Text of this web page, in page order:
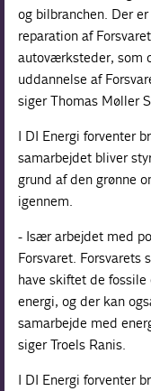
og bilbranchen. Der
reparation af
autoværksteder, som
uddannelse af
siger Thomas Møller
I DI Energi forventer
samarbejdet bliver
grund af den grønne
igennem.
- Især arbejdet med
Forsvaret. Forsvarets
have skiftet de
energi, og der kan
samarbejde med
siger Troels Ranis.
I DI Energi forventer